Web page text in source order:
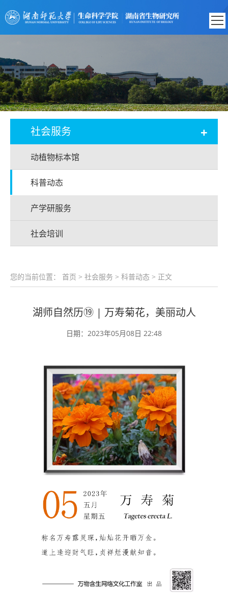
社会服务 +
动植物标本馆
科普动态
产学研服务
社会培训
您的当前位置： 首页 > 社会服务 > 科普动态 > 正文
湖师自然历⑲ | 万寿菊花，美丽动人
日期：2023年05月08日 22:48